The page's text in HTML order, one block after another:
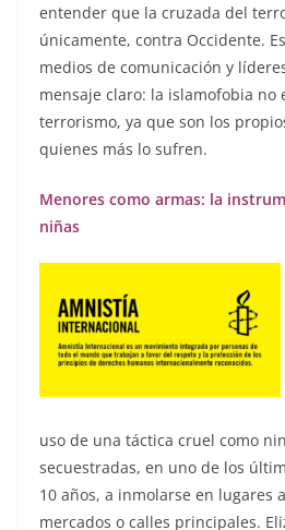
entender que la cruzada del
únicamente, contra Occidente.
medios de comunicación y
mensaje claro: la islamofobia no
terrorismo, ya que son los
quienes más lo sufren.
Menores como armas: la
niñas
uso de una táctica cruel como
secuestradas, en uno de los
10 años, a inmolarse en lugares
mercados o calles principales.